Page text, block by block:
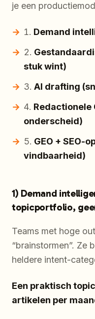
je een
Demand
stuk wint)
AI drafting
Redactionele
onderscheid)
GEO + SEO-
vindbaarheid)
1) Demand
topicportfolio,
Teams met hoge
“brainstormen”. Ze
heldere intent-
Een praktisch
artikelen per